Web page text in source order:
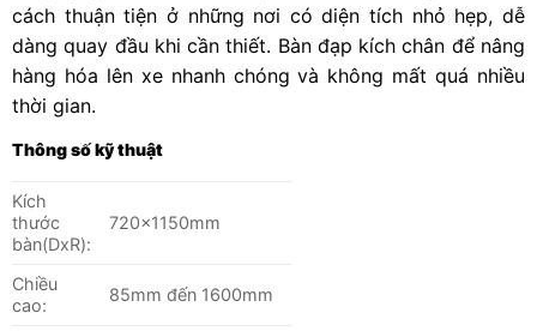
cách thuận tiện ở những nơi có diện tích nhỏ hẹp, dễ
dàng quay đầu khi cần thiết. Bàn đạp kích chân để nâng
hàng hóa lên xe nhanh chóng và không mất quá nhiều
thời gian.
Thông số kỹ thuật
Kích
thước
bàn(DxR):
720x1150mm
Chiều
cao:
85mm đến 1600mm